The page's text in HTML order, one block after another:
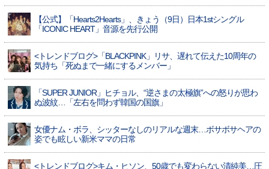
【公式】「Hearts2Hearts」、きょう（9日）日本1stシングル
「ICONIC HEART」音源を先行公開
<トレンドブログ>「BLACKPINK」リサ、遅れて伝えた10周年の
気持ち「死ぬまで一緒にするメンバー」
「SUPER JUNIOR」ヒチョル、“逆さまの太極旗”への怒りが思わ
ぬ波紋…「左右を問わず韓国の国旗」
女優ナム・ボラ、シッターなしのリアルな週末…ボサボサヘアの
姿でも眩しい新米ママの日常
<トレンドブログ>キム・ヒソン、50歳でも変わらない清純美…圧